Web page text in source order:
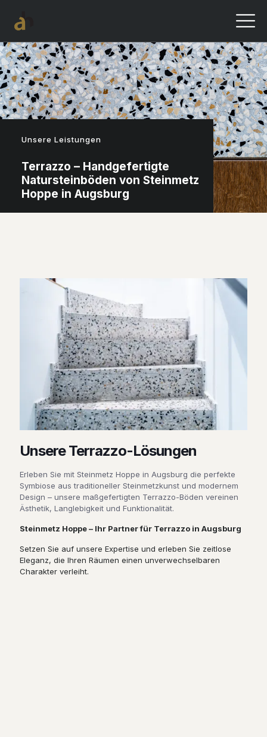
Unsere Leistungen
Terrazzo – Handgefertigte
Natursteinböden von Steinmetz
Hoppe in Augsburg
Unsere Terrazzo-Lösungen
Erleben Sie mit Steinmetz Hoppe in Augsburg die perfekte
Symbiose aus traditioneller Steinmetzkunst und modernem
Design – unsere maßgefertigten Terrazzo-Böden vereinen
Ästhetik, Langlebigkeit und Funktionalität.
Steinmetz Hoppe – Ihr Partner für Terrazzo in Augsburg
Setzen Sie auf unsere Expertise und erleben Sie zeitlose
Eleganz, die Ihren Räumen einen unverwechselbaren
Charakter verleiht.